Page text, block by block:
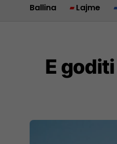
Ballina Lajme
E